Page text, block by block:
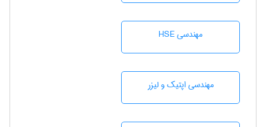
مهندسی HSE
مهندسی اپتیک و لیزر